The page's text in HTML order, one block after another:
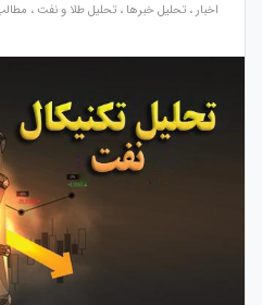
اخبار ، تحلیل خبرها ، تحلیل طلا و نفت ،